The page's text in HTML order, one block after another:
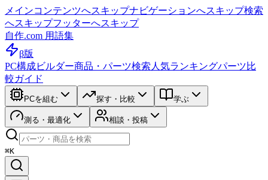
メインコンテンツへスキップナビゲーションへスキップ検索
へスキップフッターへスキップ
自作.com 用語集
β版
PC構成ビルダー商品・パーツ検索 人気ランキングパーツ比
較ガイド
PCを組む 探す・比較 学ぶ
測る・最適化 相談・投稿
⌘K